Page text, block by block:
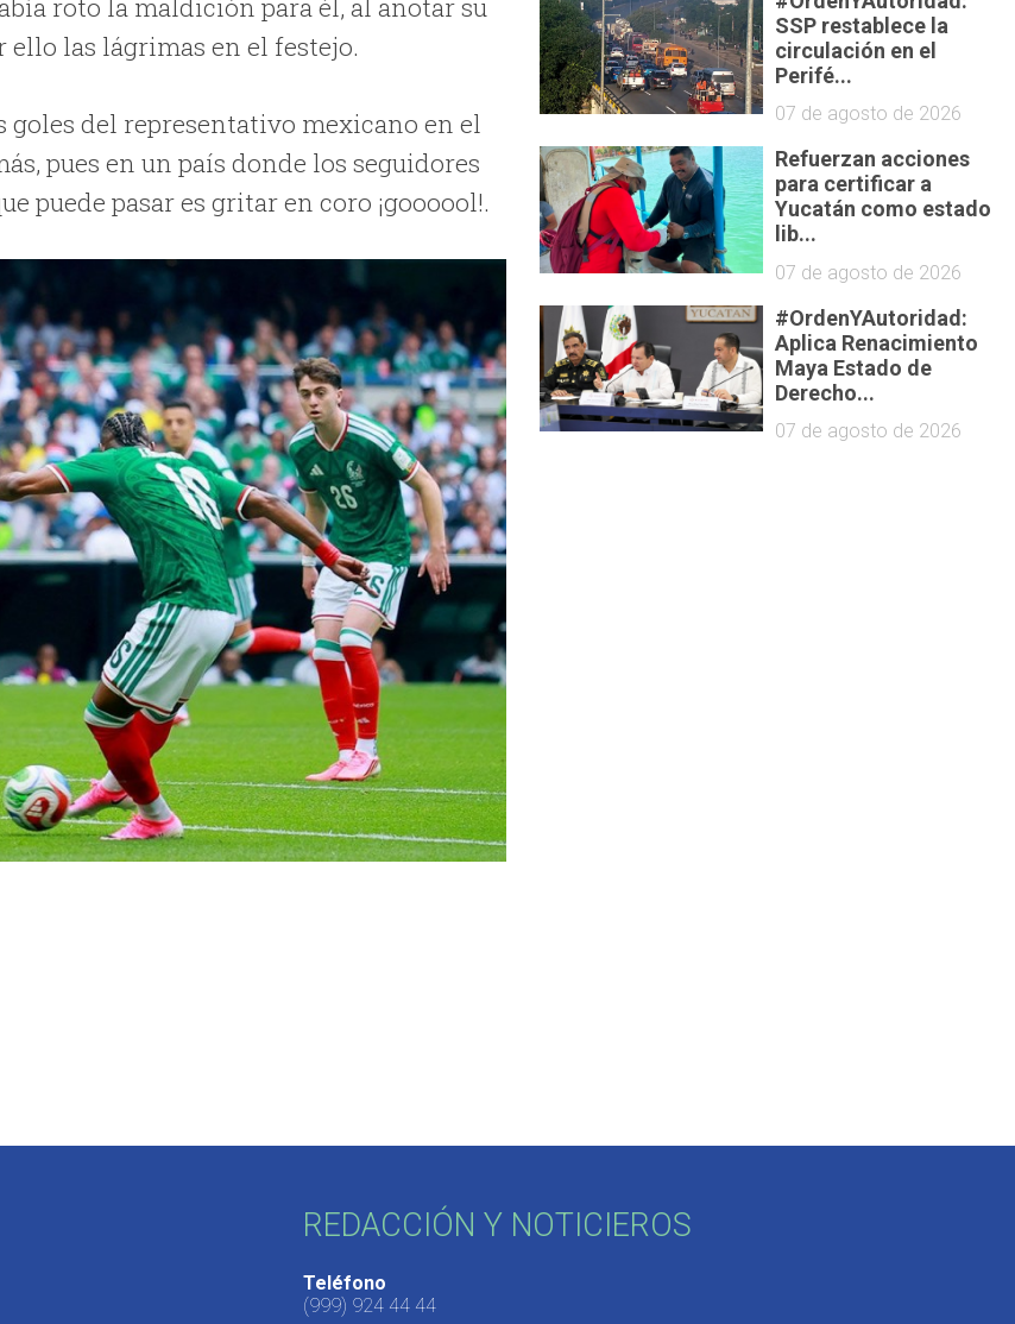
roto la maldición para él, al anotar su
las lágrimas en el festejo.
goles del representativo mexicano en el
pues en un país donde los seguidores
puede pasar es gritar en coro ¡goooool!.
SSP restablece la
circulación en el
Perifé...
07 de agosto de 2026
Refuerzan acciones
para certificar a
Yucatán como estado
lib...
07 de agosto de 2026
#OrdenYAutoridad:
Aplica Renacimiento
Maya Estado de
Derecho...
07 de agosto de 2026
REDACCIÓN Y NOTICIEROS
Teléfono
(999) 924 44 44